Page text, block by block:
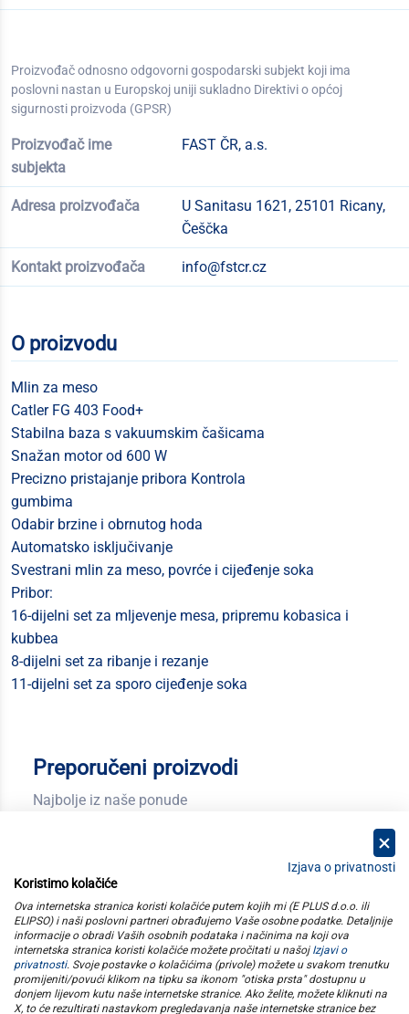
Proizvođač odnosno odgovorni gospodarski subjekt koji ima
poslovni nastan u Europskoj uniji sukladno Direktivi o općoj
sigurnosti proizvoda (GPSR)
Proizvođač ime
subjekta
FAST ČR, a.s.
Adresa proizvođača
U Sanitasu 1621, 25101 Ricany,
Češčka
Kontakt proizvođača info@fstcr.cz
O proizvodu
Mlin za meso
Catler FG 403 Food+
Stabilna baza s vakuumskim čašicama
Snažan motor od 600 W
Precizno pristajanje pribora Kontrola
gumbima
Odabir brzine i obrnutog hoda
Automatsko isključivanje
Svestrani mlin za meso, povrće i cijeđenje soka
Pribor:
16-dijelni set za mljevenje mesa, pripremu kobasica i
kubbea
8-dijelni set za ribanje i rezanje
11-dijelni set za sporo cijeđenje soka
Preporučeni proizvodi
Najbolje iz naše ponude
kategorije
elipso
informacije
Izjava o privatnosti
Koristimo kolačiće
Ova internetska stranica koristi kolačiće putem kojih mi (E PLUS d.o.o. ili
ELIPSO) i naši poslovni partneri obrađujemo Vaše osobne podatke. Detaljnije
informacije o obradi Vaših osobnih podataka i načinima na koji ova
internetska stranica koristi kolačiće možete pročitati u našoj Izjavi o
privatnosti. Svoje postavke o kolačićima (privole) možete u svakom trenutku
promijeniti/povući klikom na tipku sa ikonom "otiska prsta" dostupnu u
donjem lijevom kutu naše internetske stranice. Ako želite, možete kliknuti na
X, to će rezultirati nastavkom pregledavanja naše internetske stranice bez